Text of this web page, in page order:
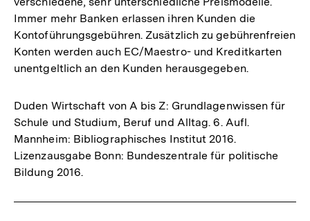
Immer mehr Banken erlassen ihren Kunden die
Kontoführungsgebühren. Zusätzlich zu gebührenfreien
Konten werden auch EC/Maestro- und Kreditkarten
unentgeltlich an den Kunden herausgegeben.
Duden Wirtschaft von A bis Z: Grundlagenwissen für
Schule und Studium, Beruf und Alltag. 6. Aufl.
Mannheim: Bibliographisches Institut 2016.
Lizenzausgabe Bonn: Bundeszentrale für politische
Bildung 2016.